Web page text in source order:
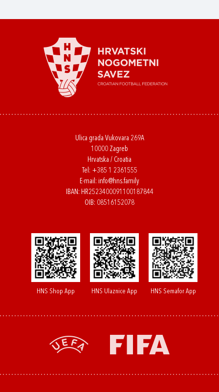
Ulica grada Vukovara 269A
10000 Zagreb
Hrvatska / Croatia
Tel: +385 1 2361555
E-mail: info@hns.family
IBAN: HR2523400091100187844
OIB: 08516152078
HNS Shop App HNS Ulaznice App HNS Semafor App